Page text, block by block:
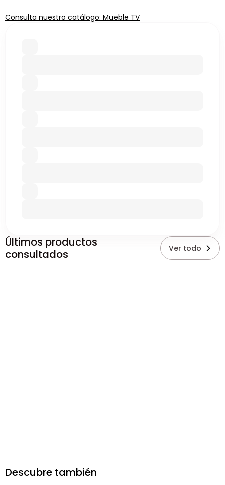
Consulta nuestro catálogo: Mueble TV
Últimos productos
consultados
Ver todo
Descubre también